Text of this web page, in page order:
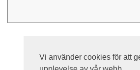
Vi använder cookies för att